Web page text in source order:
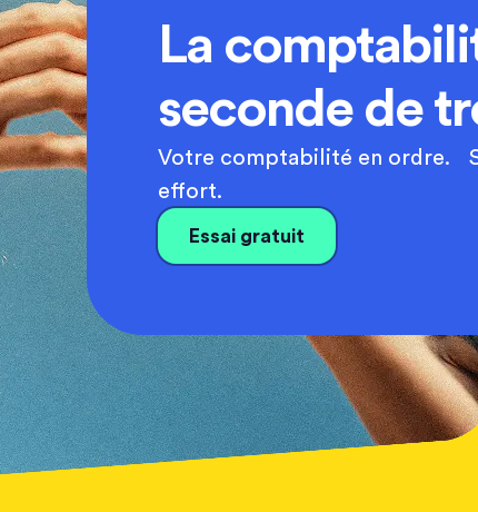
La
seconde de
Votre comptabilité en ordre.
effort.
Essai gratuit